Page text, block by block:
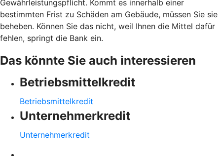
Gewährleistungspflicht. Kommt es innerhalb einer
bestimmten Frist zu Schäden am Gebäude, müssen Sie sie
beheben. Können Sie das nicht, weil Ihnen die Mittel dafür
fehlen, springt die Bank ein.
Das könnte Sie auch interessieren
Betriebsmittelkredit
Betriebsmittelkredit
Unternehmerkredit
Unternehmerkredit